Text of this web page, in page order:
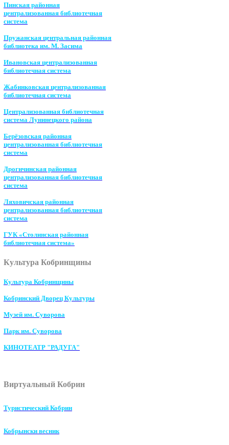
Пинская районная
централизованная библиотечная
система
Пружанская центральная районная
библиотека им. М. Засима
Ивановская централизованная
библиотечная система
Жабинковская централизованная
библиотечная система
Централизованная библиотечная
система Лунинецкого района
Берёзовская районная
централизованная библиотечная
система
Дрогичинская районная
централизованная библиотечная
система
Ляховичская районная
централизованная библиотечная
система
ГУК «Столинская районная
библиотечная система»
Культура Кобринщины
Культура Кобринщины
Кобринский Дворец Культуры
Музей им. Суворова
Парк им. Суворова
КИНОТЕАТР "РАДУГА"
Виртуальный Кобрин
Туристический Кобрин
Кобрынски весник